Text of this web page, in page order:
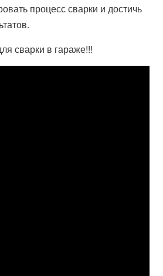
процесс сварки и достичь
сварки в гараже!!!